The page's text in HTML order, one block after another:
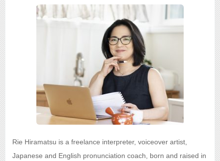
Rie Hiramatsu is a freelance interpreter, voiceover artist,
Japanese and English pronunciation coach, born and raised in